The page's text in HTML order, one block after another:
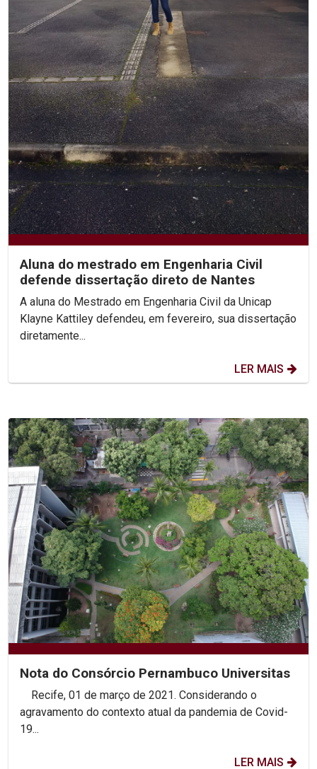
Aluna do mestrado em Engenharia Civil
defende dissertação direto de Nantes
A aluna do Mestrado em Engenharia Civil da Unicap
Klayne Kattiley defendeu, em fevereiro, sua dissertação
diretamente...
LER MAIS
Nota do Consórcio Pernambuco Universitas
agravamento do contexto atual da pandemia de Covid-
19...
LER MAIS